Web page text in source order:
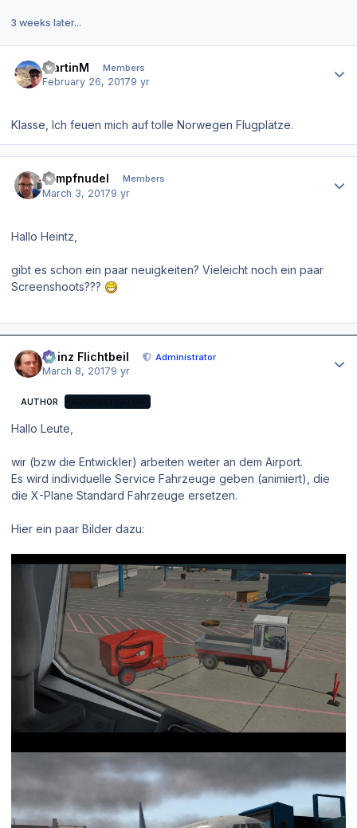
3 weeks later...
MartinM Members
February 26, 20179 yr
Klasse, Ich feuen mich auf tolle Norwegen Flugplätze.
kampfnudel Members
March 3, 20179 yr
Hallo Heintz,
gibt es schon ein paar neuigkeiten? Vieleicht noch ein paar
Screenshoots???
Heinz Flichtbeil Administrator
March 8, 20179 yr
AUTHOR
Hallo Leute,
wir (bzw die Entwickler) arbeiten weiter an dem Airport.
Es wird individuelle Service Fahrzeuge geben (animiert), die
die X-Plane Standard Fahrzeuge ersetzen.
Hier ein paar Bilder dazu: